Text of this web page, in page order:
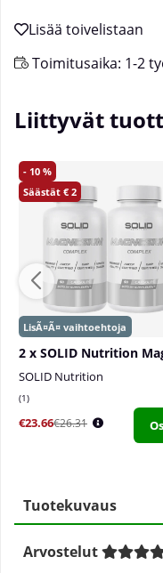
Toimitusaika: 1-2
Liittyvät
10
2
SOLID Nutrition
1
€23.66€26.31
Tuotekuvaus
Arvostelut